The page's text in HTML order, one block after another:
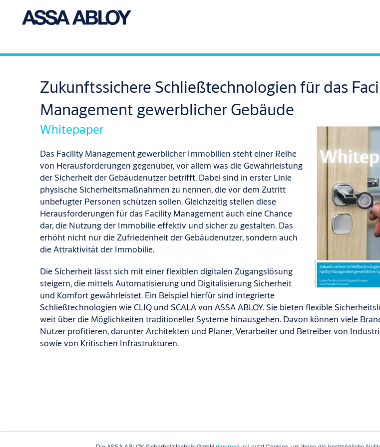
Zukunftssichere Schließtechnologien für das
Management gewerblicher Gebäude
Whitepaper
Das Facility Management gewerblicher Immobilien steht einer Reihe
von Herausforderungen gegenüber, vor allem was die Gewährleistung
der Sicherheit der Gebäudenutzer betrifft. Dabei sind in erster Linie
physische Sicherheitsmaßnahmen zu nennen, die vor dem Zutritt
unbefugter Personen schützen sollen. Gleichzeitig stellen diese
Herausforderungen für das Facility Management auch eine Chance
dar, die Nutzung der Immobilie effektiv und sicher zu gestalten. Das
erhöht nicht nur die Zufriedenheit der Gebäudenutzer, sondern auch
die Attraktivität der Immobilie.
Die Sicherheit lässt sich mit einer flexiblen digitalen Zugangslösung
steigern, die mittels Automatisierung und Digitalisierung Sicherheit
und Komfort gewährleistet. Ein Beispiel hierfür sind integrierte
Schließtechnologien wie CLIQ und SCALA von ASSA ABLOY. Sie bieten flexible
weit über die Möglichkeiten traditioneller Systeme hinausgehen. Davon können viele
Nutzer profitieren, darunter Architekten und Planer, Verarbeiter und Betreiber von
sowie von Kritischen Infrastrukturen.